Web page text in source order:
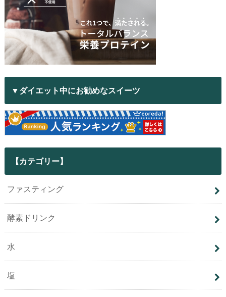
▼ダイエット中にお勧めなスイーツ
【カテゴリー】
ファスティング
酵素ドリンク
水
塩